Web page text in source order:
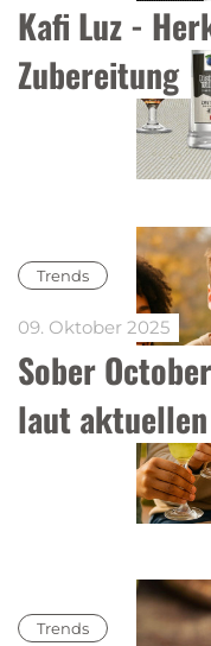
Kafi Luz -
Zubereitung
Trends
Sober
laut
09. Oktober 2025
Trends